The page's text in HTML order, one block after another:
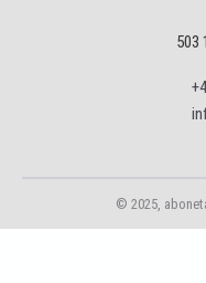
503
© 2025,